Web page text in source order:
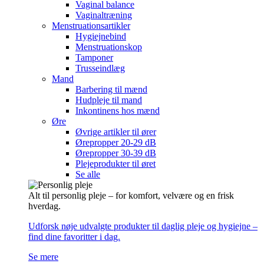
Vaginal balance
Vaginaltræning
Menstruationsartikler
Hygiejnebind
Menstruationskop
Tamponer
Trusseindlæg
Mand
Barbering til mænd
Hudpleje til mand
Inkontinens hos mænd
Øre
Øvrige artikler til ører
Ørepropper 20-29 dB
Ørepropper 30-39 dB
Plejeprodukter til øret
Se alle
Alt til personlig pleje – for komfort, velvære og en frisk
hverdag.
Udforsk nøje udvalgte produkter til daglig pleje og hygiejne –
find dine favoritter i dag.
Se mere